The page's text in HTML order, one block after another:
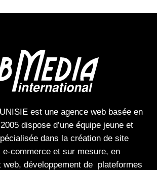
est une agence webbasée en
dispose d’une équipe jeune et
dans la création de site
e-commerceet sur mesure, en
web, développement de plateformes